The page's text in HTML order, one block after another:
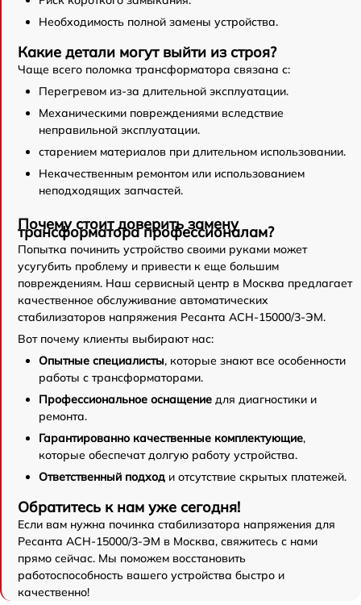
Необходимость полной замены устройства.
Какие детали могут выйти из строя?
Чаще всего поломка трансформатора связана с:
Перегревом из-за длительной эксплуатации.
Механическими повреждениями вследствие
неправильной эксплуатации.
старением материалов при длительном использовании.
Некачественным ремонтом или использованием
неподходящих запчастей.
Почему стоит доверить замену
трансформатора профессионалам?
Попытка починить устройство своими руками может
усугубить проблему и привести к еще большим
повреждениям. Наш сервисный центр в Москва предлагает
качественное обслуживание автоматических
стабилизаторов напряжения Ресанта АСН-15000/3-ЭМ.
Вот почему клиенты выбирают нас:
Опытные специалисты, которые знают все особенности
работы с трансформаторами.
Профессиональное оснащение для диагностики и
ремонта.
Гарантированно качественные комплектующие,
которые обеспечат долгую работу устройства.
Ответственный подход и отсутствие скрытых платежей.
Обратитесь к нам уже сегодня!
Если вам нужна починка стабилизатора напряжения для
Ресанта АСН-15000/3-ЭМ в Москва, свяжитесь с нами
прямо сейчас. Мы поможем восстановить
работоспособность вашего устройства быстро и
качественно!